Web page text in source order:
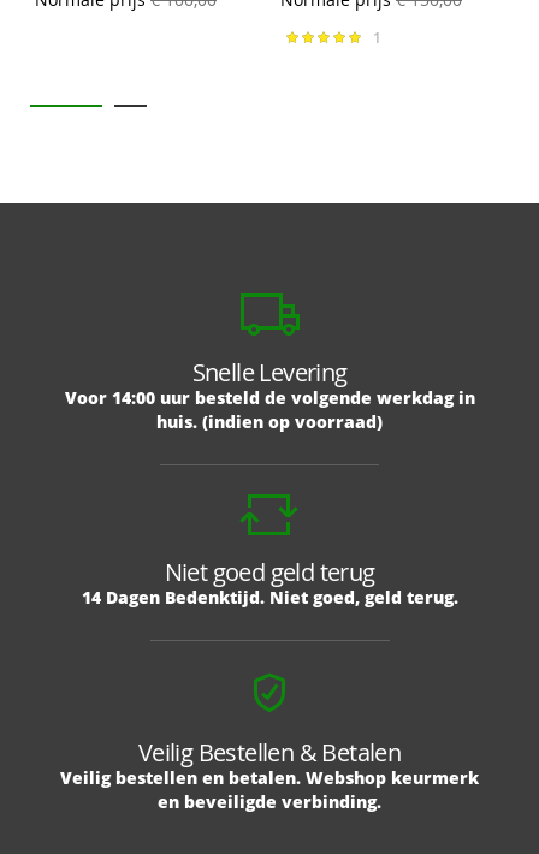
Waardering:1
Snelle Levering
Voor 14:00 uur besteld de volgende werkdag in
huis. (indien op voorraad)
Niet goed geld terug
14 Dagen Bedenktijd. Niet goed, geld terug.
Veilig Bestellen & Betalen
Veilig bestellen en betalen. Webshop keurmerk
en beveiligde verbinding.